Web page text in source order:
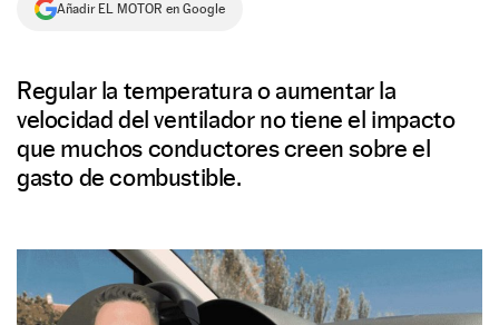
Añadir EL MOTOR en Google
Regular la temperatura o aumentar la
velocidad del ventilador no tiene el impacto
que muchos conductores creen sobre el
gasto de combustible.